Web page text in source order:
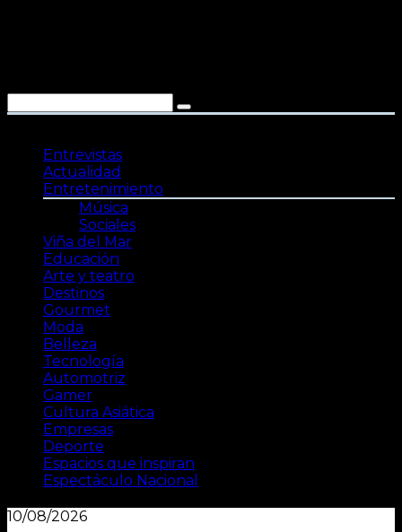
Entrevistas
Actualidad
Entretenimiento
Música
Sociales
Viña del Mar
Educación
Arte y teatro
Destinos
Gourmet
Moda
Belleza
Tecnología
Automotriz
Gamer
Cultura Asiática
Empresas
Deporte
Espacios que inspiran
Espectáculo Nacional
10/08/2026